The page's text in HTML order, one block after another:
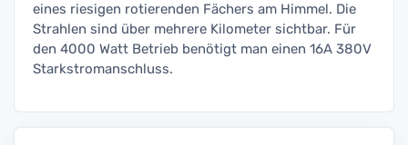
eines riesigen rotierenden Fächers am Himmel. Die
Strahlen sind über mehrere Kilometer sichtbar. Für
den 4000 Watt Betrieb benötigt man einen 16A 380V
Starkstromanschluss.